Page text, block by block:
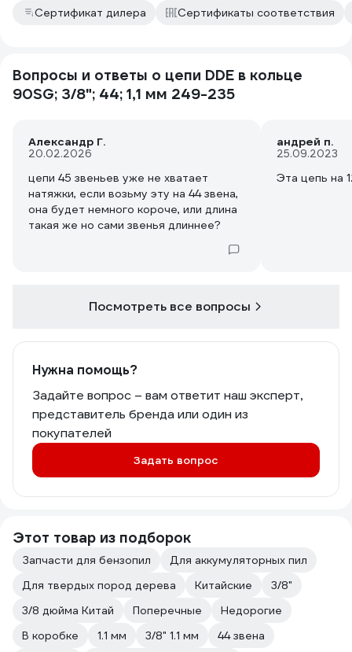
Сертификат дилера Сертификаты соответствия
Вопросы и ответы о цепи DDE в кольце
90SG; 3/8"; 44; 1,1 мм 249-235
Александр Г.
20.02.2026
цепи 45 звеньев уже не хватает
натяжки, если возьму эту на 44 звена,
она будет немного короче, или длина
такая же но сами звенья длиннее?
андрей п.
25.09.2023
Эта цепь на
Посмотреть все вопросы
Нужна помощь?
Задайте вопрос – вам ответит наш эксперт,
представитель бренда или один из
покупателей
Задать вопрос
Этот товар из подборок
Запчасти для бензопил
Для аккумуляторных пил
Для твердых пород дерева
Китайские
3/8"
3/8 дюйма Китай
Поперечные
Недорогие
В коробке
1.1 мм 3/8" 1.1 мм
44 звена